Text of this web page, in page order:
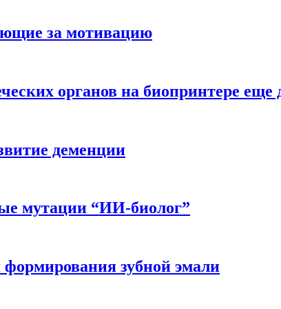
за мотивацию
органов на биопринтере еще
деменции
мутации “ИИ-биолог”
зубной эмали